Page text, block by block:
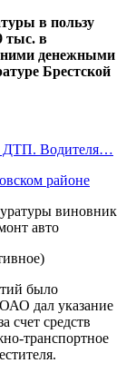
в пользу
тыс. в
денежными
Брестской
ДТП. Водителя…
районе
было
дал указание
счет средств
транспортное